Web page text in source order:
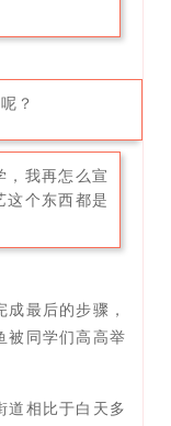
？
，我再怎么宣
这个东西都是
最后的步骤，
被同学们高高举
道相比于白天多